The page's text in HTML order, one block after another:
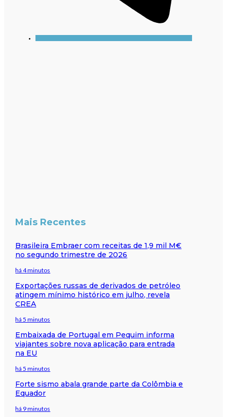
Mais Recentes
Brasileira Embraer com receitas de 1,9 mil M€
no segundo trimestre de 2026
há 4 minutos
Exportações russas de derivados de petróleo
atingem mínimo histórico em julho, revela
CREA
há 5 minutos
Embaixada de Portugal em Pequim informa
viajantes sobre nova aplicação para entrada
na EU
há 5 minutos
Forte sismo abala grande parte da Colômbia e
Equador
há 9 minutos